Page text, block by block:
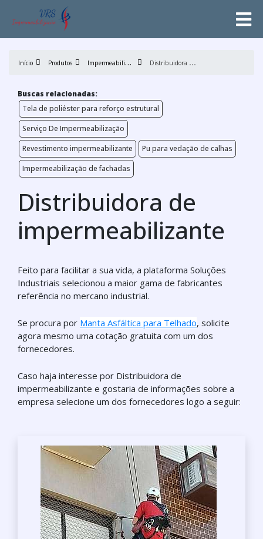
Início Produtos I
mpermeabilização D
istribuidora de impermeabilizante
Buscas relacionadas:
Tela de poliéster para reforço estrutural
Serviço De Impermeabilização
Revestimento impermeabilizante
Pu para vedação de calhas
Impermeabilização de fachadas
Distribuidora de
impermeabilizante
Feito para facilitar a sua vida, a plataforma Soluções
Industriais selecionou a maior gama de fabricantes
referência no mercano industrial.
Se procura por Manta Asfáltica para Telhado, solicite
agora mesmo uma cotação gratuita com um dos
fornecedores.
Caso haja interesse por Distribuidora de
impermeabilizante e gostaria de informações sobre a
empresa selecione um dos fornecedores logo a seguir: